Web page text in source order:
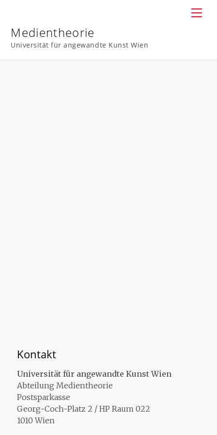
content
Medientheorie
Universität für angewandte Kunst Wien
Kontakt
Universität für angewandte Kunst Wien
Abteilung Medientheorie
Postsparkasse
Georg-Coch-Platz 2 / HP Raum 022
1010 Wien